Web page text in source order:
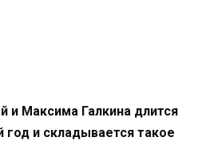
и Максима Галкина длится
и складывается такое